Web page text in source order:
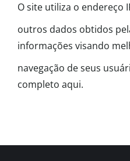
O site utiliza o endereço
outros dados obtidos
informações visando
navegação de seus
completo aqui.